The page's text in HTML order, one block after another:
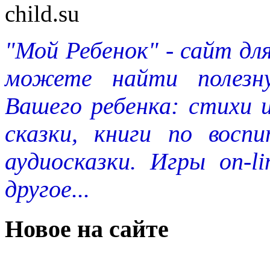
"Мой Ребенок" - сайт
можете найти
Вашего ребенка: стихи
сказки, книги по
аудиосказки. Игры
другое...
Новое на сайте